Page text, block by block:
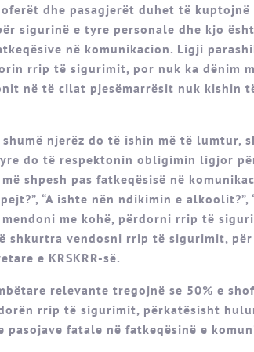
dhe pasagjerët duhet të
sigurinë e tyre personale dhe kjo
në komunikacion. Ligji
rrip të sigurimit, por nuk ka dënim
në të cilat pjesëmarrësit nuk kishin
njerëz do të ishin më të lumtur,
do të respektonin obligimin ligjor
shpesh pas fatkeqësisë në
“A ishte nën ndikimin e alkoolit?”,
me kohë, përdorni rrip të
shkurtra vendosni rrip të sigurimit,
e KRSKRR-së.
relevante tregojnë se 50% e
rrip të sigurimit, përkatësisht
fatale në fatkeqësinë e